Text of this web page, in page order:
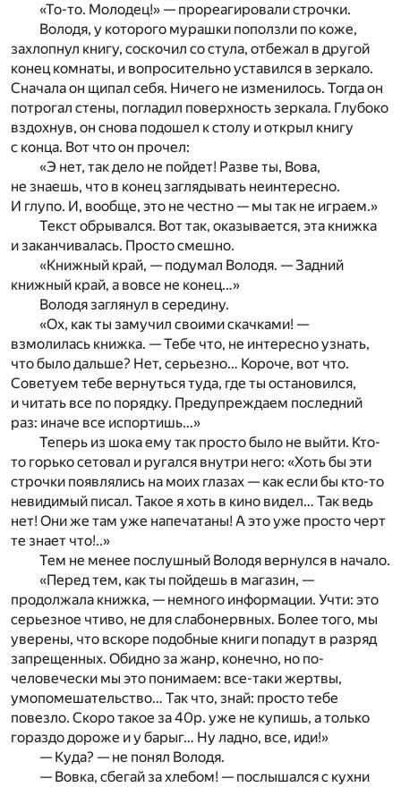
«То-то. Молодец!» — прореагировали строчки.
Володя, у которого мурашки поползли по коже,
захлопнул книгу, соскочил со стула, отбежал в другой
конец комнаты, и вопросительно уставился в зеркало.
Сначала он щипал себя. Ничего не изменилось. Тогда он
потрогал стены, погладил поверхность зеркала. Глубоко
вздохнув, он снова подошел к столу и открыл книгу
с конца. Вот что он прочел:
«Э нет, так дело не пойдет! Разве ты, Вова,
не знаешь, что в конец заглядывать неинтересно.
И глупо. И, вообще, это не честно — мы так не играем.»
Текст обрывался. Вот так, оказывается, эта книжка
и заканчивалась. Просто смешно.
«Книжный край, — подумал Володя. — Задний
книжный край, а вовсе не конец…»
Володя заглянул в середину.
«Ох, как ты замучил своими скачками! —
взмолилась книжка. — Тебе что, не интересно узнать,
что было дальше? Нет, серьезно… Короче, вот что.
Советуем тебе вернуться туда, где ты остановился,
и читать все по порядку. Предупреждаем последний
раз: иначе все испортишь…»
Теперь из шока ему так просто было не выйти. Кто-
то горько сетовал и ругался внутри него: «Хоть бы эти
строчки появлялись на моих глазах — как если бы кто-то
невидимый писал. Такое я хоть в кино видел… Так ведь
нет! Они же там уже напечатаны! А это уже просто черт
те знает что!..»
Тем не менее послушный Володя вернулся в начало.
«Перед тем, как ты пойдешь в магазин, —
продолжала книжка, — немного информации. Учти: это
серьезное чтиво, не для слабонервных. Более того, мы
уверены, что вскоре подобные книги попадут в разряд
запрещенных. Обидно за жанр, конечно, но по-
человечески мы это понимаем: все-таки жертвы,
умопомешательство… Так что, знай: просто тебе
повезло. Скоро такое за 40р. уже не купишь, а только
гораздо дороже и у барыг… Ну ладно, все, иди!»
— Куда? — не понял Володя.
— Вовка, сбегай за хлебом! — послышался с кухни